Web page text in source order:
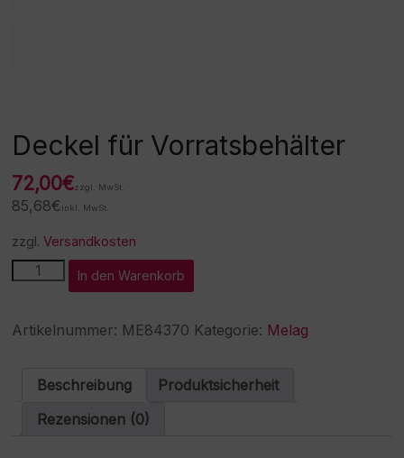
Deckel für Vorratsbehälter
72,00€zzgl. MwSt.
85,68€ inkl. MwSt.
zzgl.Versandkosten
Deckel
für
Menge
In den Warenkorb
l
e
r
t
Artikelnummer: ME84370 Kategorie: Melag
Beschreibung
Produktsicherheit
Rezensionen (0)